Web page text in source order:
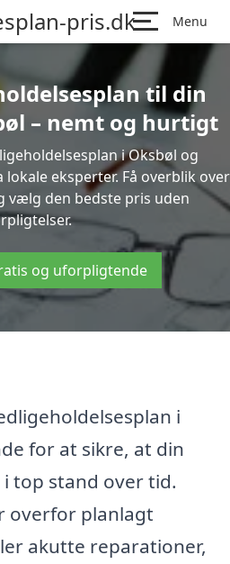
pris.dk Menu
til din
– nemt og hurtigt
i Oksbøl og
eksperter. Få overblik over
vælg den bedste pris uden
og uforpligtende
i
for at sikre, at din
top stand over tid.
overfor planlagt
akutte reparationer,